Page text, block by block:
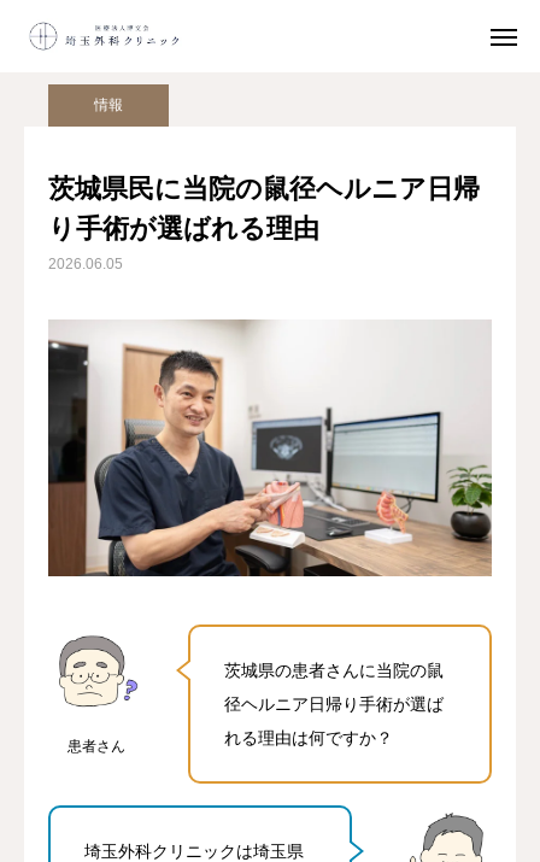
院長コラム 茨城県民に当院の鼠径ヘルニア日帰り手術が選ばれる理由
情報
茨城県民に当院の鼠径ヘルニア日帰
り手術が選ばれる理由
2026.06.05
患者さん
茨城県の患者さんに当院の鼠
径ヘルニア日帰り手術が選ば
れる理由は何ですか？
埼玉外科クリニックは埼玉県
鼠径ヘルニア
鼠径ヘルニアとは
日帰り手術
選ばれる理由
初診の方へ
当院について
ネット予約